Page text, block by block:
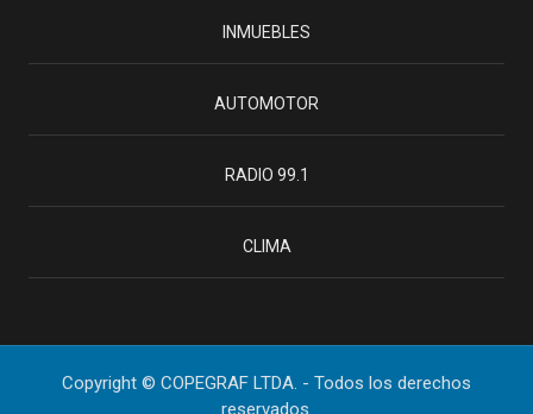
INMUEBLES
AUTOMOTOR
RADIO 99.1
CLIMA
Copyright © COPEGRAF LTDA. - Todos los derechos
reservados.